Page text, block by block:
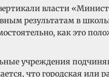
власти
результатам в
как это
учреждения
что городская